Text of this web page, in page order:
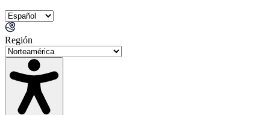
Región